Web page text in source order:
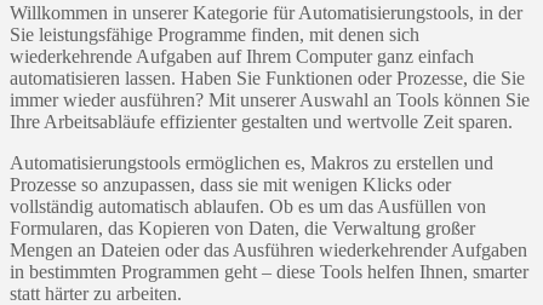
Willkommen in unserer Kategorie für Automatisierungstools, in der
Sie leistungsfähige Programme finden, mit denen sich
wiederkehrende Aufgaben auf Ihrem Computer ganz einfach
automatisieren lassen. Haben Sie Funktionen oder Prozesse, die Sie
immer wieder ausführen? Mit unserer Auswahl an Tools können Sie
Ihre Arbeitsabläufe effizienter gestalten und wertvolle Zeit sparen.
Automatisierungstools ermöglichen es, Makros zu erstellen und
Prozesse so anzupassen, dass sie mit wenigen Klicks oder
vollständig automatisch ablaufen. Ob es um das Ausfüllen von
Formularen, das Kopieren von Daten, die Verwaltung großer
Mengen an Dateien oder das Ausführen wiederkehrender Aufgaben
in bestimmten Programmen geht – diese Tools helfen Ihnen, smarter
statt härter zu arbeiten.